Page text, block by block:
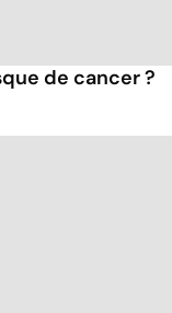
de cancer ?